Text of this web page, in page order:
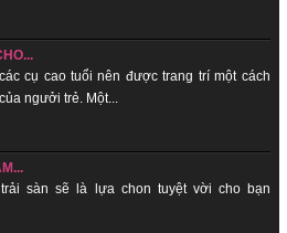
cụ cao tuổi nên được trang trí một cách
ngưởi trẻ. Một...
sàn sẽ là lựa chon tuyệt vời cho bạn